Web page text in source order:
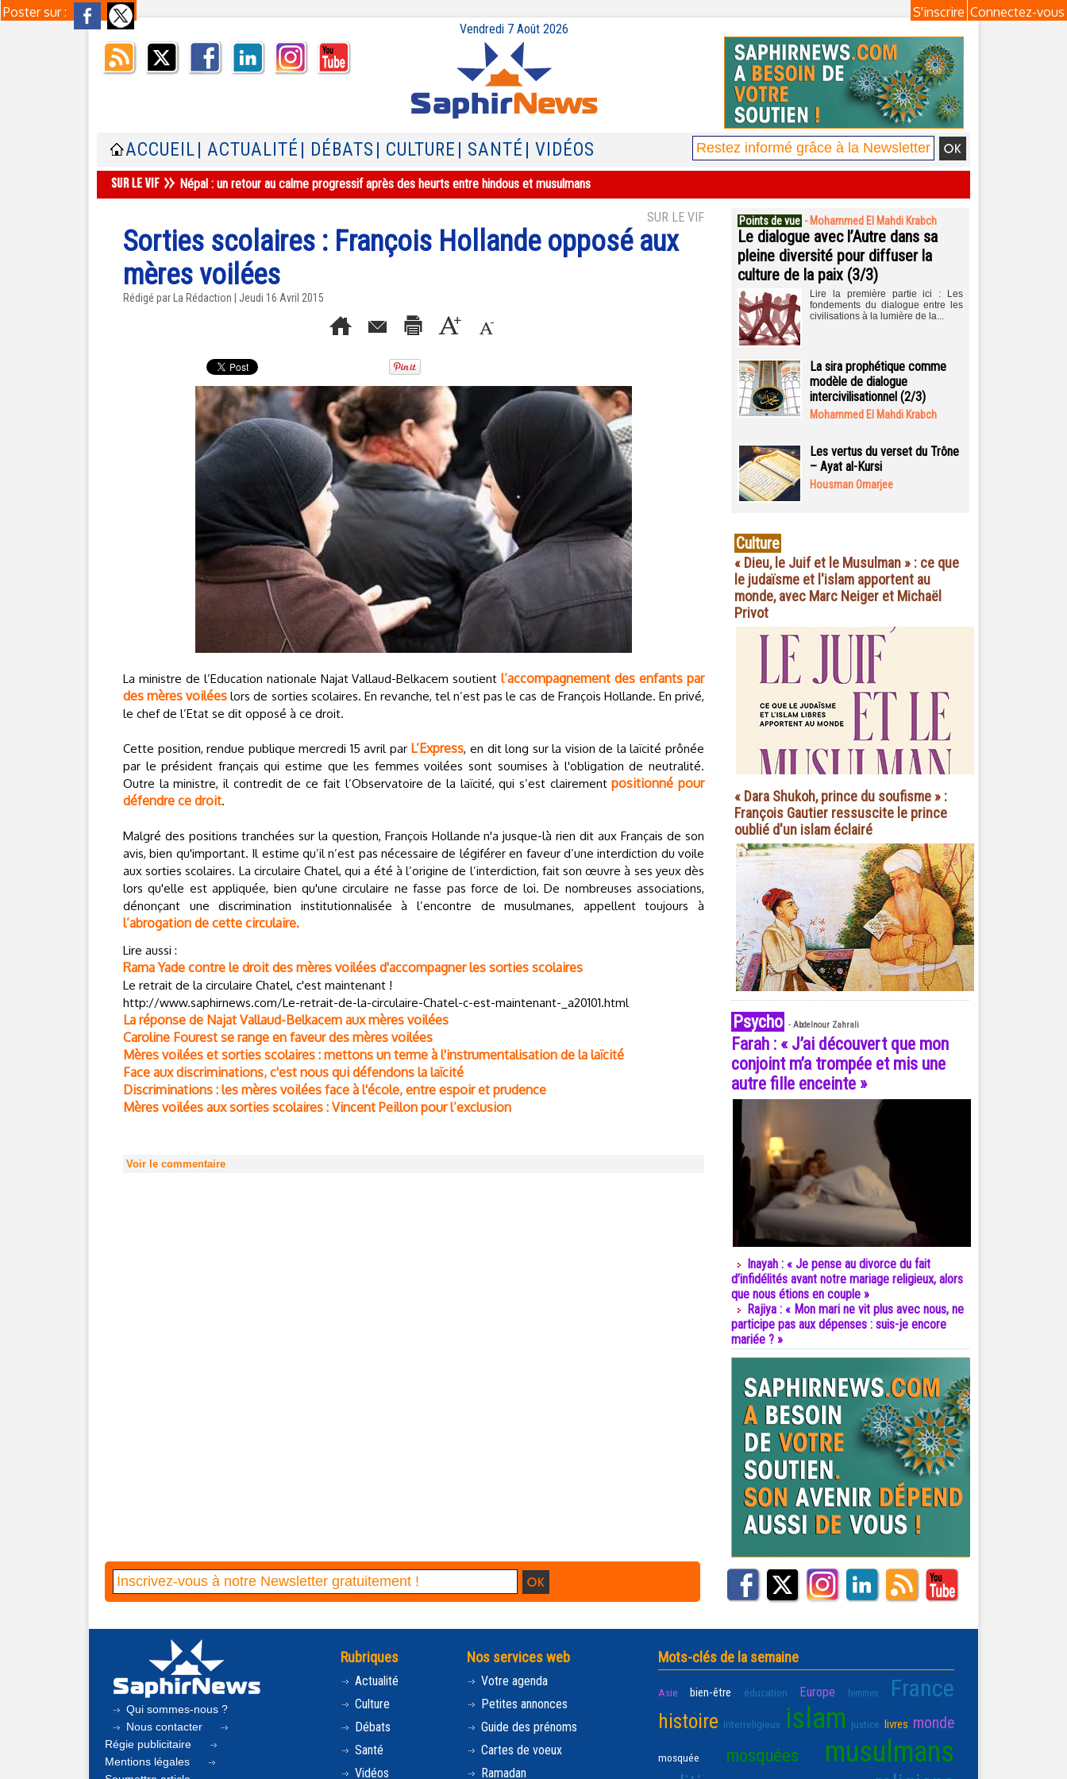
Poster sur : Connectez-vous
S'inscrire
Vendredi 7 Août 2026
ACCUEIL | ACTUALITÉ | DÉBATS | CULTURE | SANTÉ | VIDÉOS
Népal : un retour au calme progressif après des heurts entre hindous et musulmans
SUR LE VIF
Sorties scolaires : François Hollande opposé aux
mères voilées
Rédigé par La Rédaction | Jeudi 16 Avril 2015
La ministre de l’Education nationale Najat Vallaud-Belkacem soutientl’accompagnement des enfants par
des mères voilées lors de sorties scolaires. En revanche, tel n’est pas le cas de François Hollande. En privé,
le chef de l’Etat se dit opposé à ce droit.
Cette position, rendue publique mercredi 15 avril par L’Express, en dit long sur la vision de la laïcité prônée
par le président français qui estime que les femmes voilées sont soumises à l'obligation de neutralité.
Outre la ministre, il contredit de ce fait l’Observatoire de la laïcité, qui s’est clairementpositionné pour
défendre ce droit.
Malgré des positions tranchées sur la question, François Hollande n'a jusque-là rien dit aux Français de son
avis, bien qu'important. Il estime qu’il n’est pas nécessaire de légiférer en faveur d’une interdiction du voile
aux sorties scolaires. La circulaire Chatel, qui a été à l’origine de l’interdiction, fait son œuvre à ses yeux dès
lors qu'elle est appliquée, bien qu'une circulaire ne fasse pas force de loi. De nombreuses associations,
dénonçant une discrimination institutionnalisée à l’encontre de musulmanes, appellent toujours à
l’abrogation de cette circulaire.
Lire aussi :
Rama Yade contre le droit des mères voilées d'accompagner les sorties scolaires
Le retrait de la circulaire Chatel, c'est maintenant !
http://www.saphirnews.com/Le-retrait-de-la-circulaire-Chatel-c-est-maintenant-_a20101.html
La réponse de Najat Vallaud-Belkacem aux mères voilées
Caroline Fourest se range en faveur des mères voilées
Mères voilées et sorties scolaires : mettons un terme à l'instrumentalisation de la laïcité
Face aux discriminations, c'est nous qui défendons la laïcité
Discriminations : les mères voilées face à l'école, entre espoir et prudence
Mères voilées aux sorties scolaires : Vincent Peillon pour l’exclusion
Voir le commentaire
Points de vue - Mohammed El Mahdi Krabch
Le dialogue avec l’Autre dans sa
pleine diversité pour diffuser la
culture de la paix (3/3)
Lire la première partie ici : Les
fondements du dialogue entre les
civilisations à la lumière de la...
La sira prophétique comme
modèle de dialogue
intercivilisationnel (2/3)
Mohammed El Mahdi Krabch
Les vertus du verset du Trône
– Ayat al-Kursi
Housman Omarjee
Culture
« Dieu, le Juif et le Musulman » : ce que
le judaïsme et l'islam apportent au
monde, avec Marc Neiger et Michaël
Privot
« Dara Shukoh, prince du soufisme » :
François Gautier ressuscite le prince
oublié d'un islam éclairé
Psycho - Abdelnour Zahrali
Farah : « J’ai découvert que mon
conjoint m’a trompée et mis une
autre fille enceinte »
Inayah : « Je pense au divorce du fait
d’infidélités avant notre mariage religieux, alors
que nous étions en couple »
Rajiya : « Mon mari ne vit plus avec nous, ne
participe pas aux dépenses : suis-je encore
mariée ? »
Qui sommes-nous ?
Nous contacter
Régie publicitaire
Mentions légales
Rubriques
Actualité
Culture
Débats
Santé
Vidéos
Nos services web
Votre agenda
Petites annonces
Guide des prénoms
Cartes de voeux
Ramadan
Mots-clés de la semaine
Asie bien-être éducation Europe femmes France
histoire interreligieux islam justice livres monde
mosquée mosquées musulmans